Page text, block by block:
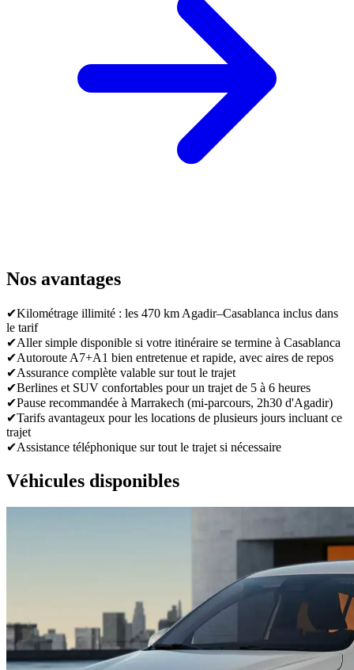
Nos avantages
✔Kilométrage illimité : les 470 km Agadir–Casablanca inclus dans
le tarif
✔Aller simple disponible si votre itinéraire se termine à Casablanca
✔Autoroute A7+A1 bien entretenue et rapide, avec aires de repos
✔Assurance complète valable sur tout le trajet
✔Berlines et SUV confortables pour un trajet de 5 à 6 heures
✔Pause recommandée à Marrakech (mi-parcours, 2h30 d'Agadir)
✔Tarifs avantageux pour les locations de plusieurs jours incluant ce
trajet
✔Assistance téléphonique sur tout le trajet si nécessaire
Véhicules disponibles